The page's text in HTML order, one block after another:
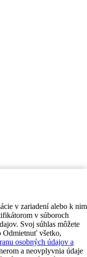
v zariadení alebo k nim
v súboroch
Svoj súhlas môžete
všetko,
osobných údajov a
a neovplyvnia údaje